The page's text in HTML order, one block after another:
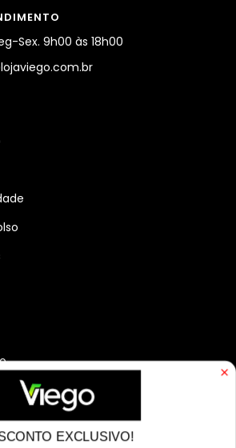
Sex. 9h00 às 18h00
EXCLUSIVO!